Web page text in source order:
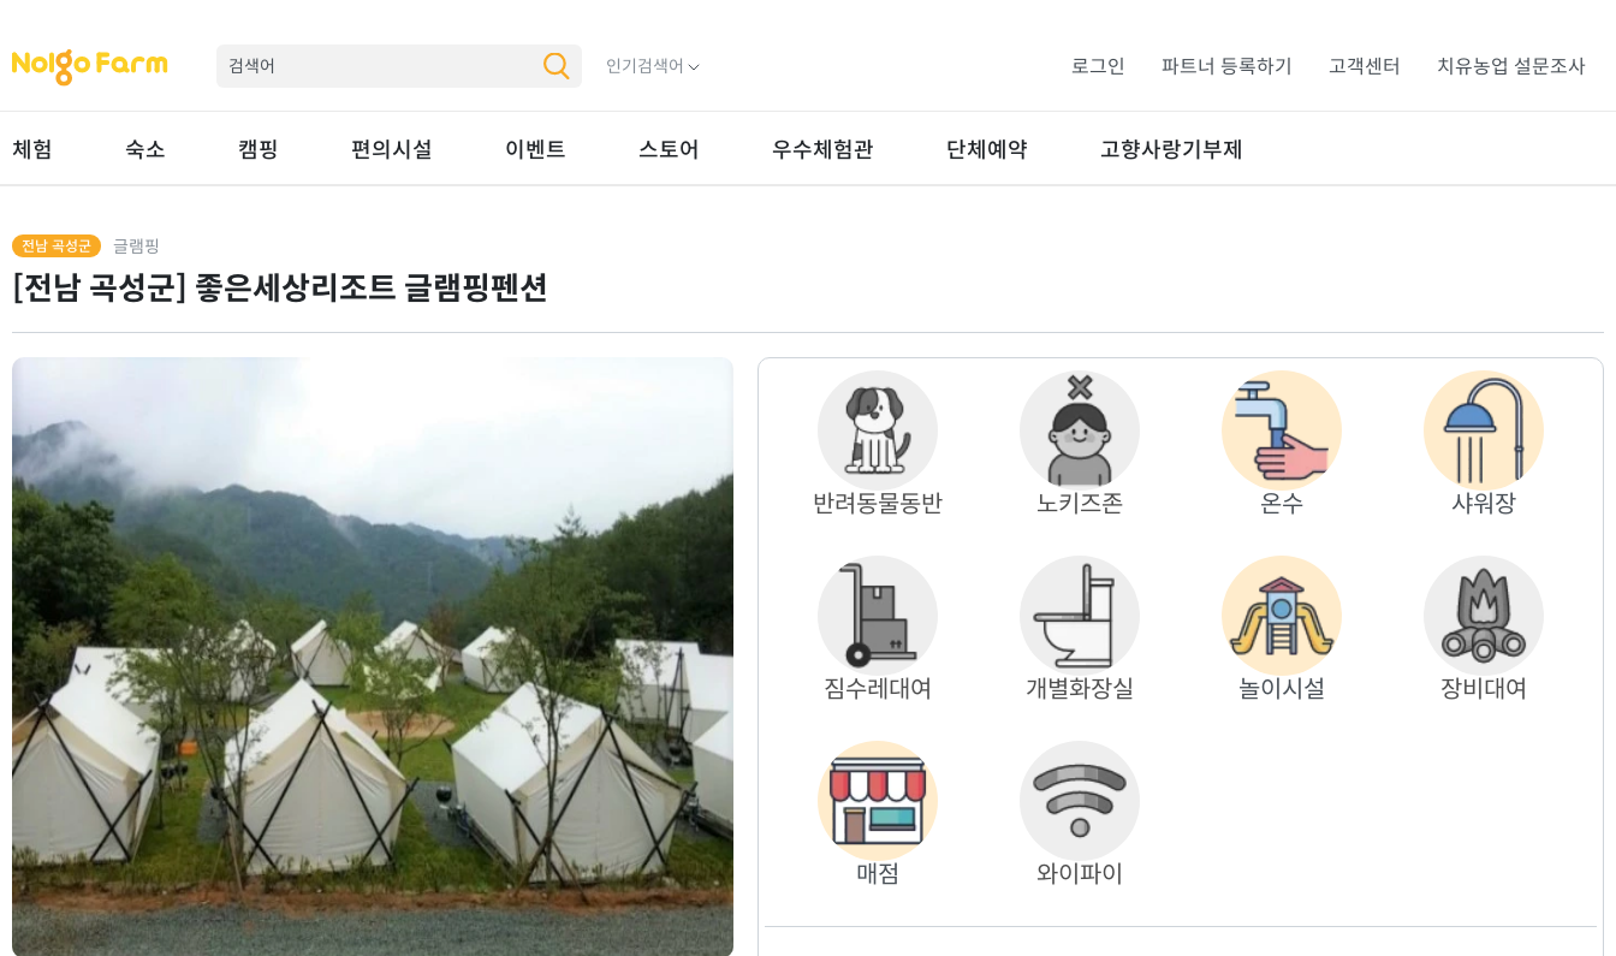
인기검색어 로그인 파트너 등록하기 고객센터 치유농업 설문조사
체험 숙소 캠핑 편의시설 이벤트 스토어 우수체험관 단체예약 고향사랑기부제
전남 곡성군 글램핑
[전남 곡성군] 좋은세상리조트 글램핑펜션
반려동물동반 노키즈존 온수 샤워장
짐수레대여 개별화장실 놀이시설 장비대여
매점 와이파이